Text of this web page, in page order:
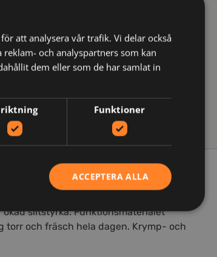
slitstyrka. Funktionsmaterialet
och fräsch hela dagen. Krymp- och
att analysera vår trafik. Vi delar också
och analyspartners som kan
dem eller som de har samlat in
Funktioner
ACCEPTERA ALLA